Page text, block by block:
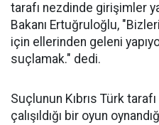
tarafı nezdinde girişimler
Bakanı Ertuğruloğlu,
için ellerinden geleni
suçlamak." dedi.
Suçlunun Kıbrıs Türk
çalışıldığı bir oyun